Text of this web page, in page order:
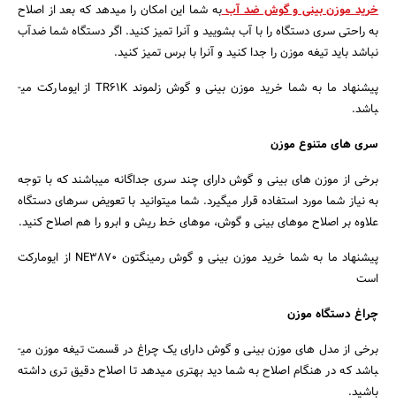
خرید موزن بینی و گوش ضد آببه شما این امکان را می­دهد که بعد از اصلاح
به راحتی سری دستگاه را با آب بشویید و آنرا تمیز کنید. اگر دستگاه شما ضدآب
نباشد باید تیغه موزن را جدا کنید و آنرا با برس تمیز کنید.
پیشنهاد ما به شما خرید موزن بینی و گوش زلموند TR61K از ایومارکت می­
باشد.
سری­ های متنوع موزن
برخی از موزن­ های بینی و گوش دارای چند سری جداگانه می­باشند که با توجه
به نیاز شما مورد استفاده قرار می­گیرد. شما می­توانید با تعویض سرهای دستگاه
علاوه بر اصلاح موهای بینی و گوش، موهای خط ریش و ابرو را هم اصلاح کنید.
پیشنهاد ما به شما خرید موزن بینی و گوش رمینگتون NE3870 از ایومارکت
است
چراغ دستگاه موزن
برخی از مدل­ های موزن بینی و گوش دارای یک چراغ در قسمت تیغه موزن می­
باشد که در هنگام اصلاح به شما دید بهتری می­دهد تا اصلاح دقیق تری داشته
باشید.